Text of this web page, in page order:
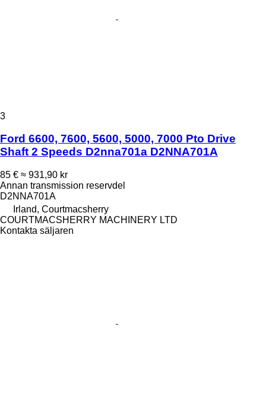
3
Ford 6600, 7600, 5600, 5000, 7000 Pto Drive
Shaft 2 Speeds D2nna701a D2NNA701A
85 € ≈ 931,90 kr
Annan transmission reservdel
D2NNA701A
Irland, Courtmacsherry
COURTMACSHERRY MACHINERY LTD
Kontakta säljaren